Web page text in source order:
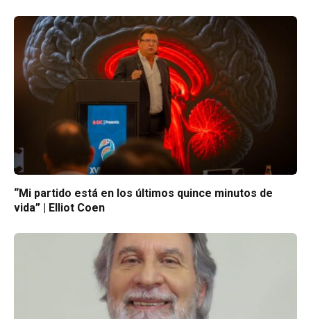
“Mi partido está en los últimos quince minutos de
vida” | Elliot Coen